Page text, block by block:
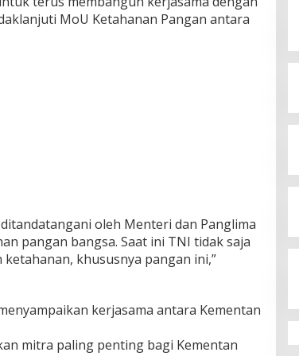
MoU Ketahanan Pangan antara
oleh Menteri dan Panglima
pangan bangsa. Saat ini TNI tidak saja
khususnya pangan ini,”
kerjasama antara Kementan
mitra paling penting bagi Kementan